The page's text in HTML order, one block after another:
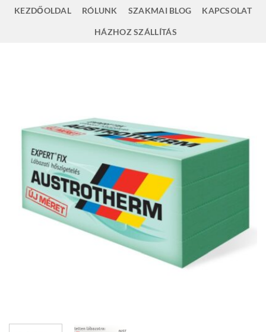
KEZDŐOLDAL RÓLUNK SZAKMAI BLOG KAPCSOLAT
HÁZHOZ SZÁLLÍTÁS